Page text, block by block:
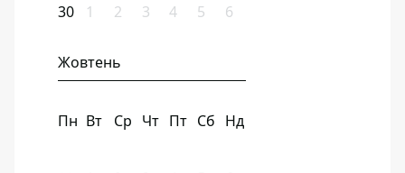
30 1 2 3 4 5 6
Жовтень
Пн Вт Ср Чт Пт Сб Нд